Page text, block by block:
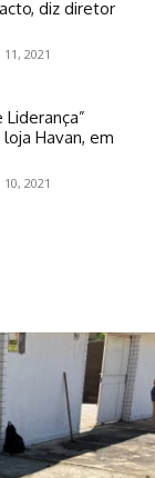
diz diretor
2021
Havan, em
2021